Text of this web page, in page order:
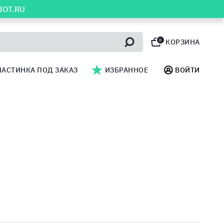
0 КОРЗИНА
ВОЙТИ
ПОД ЗАКАЗ ИЗБРАННОЕ